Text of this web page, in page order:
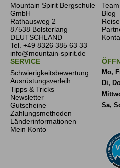
Mountain Spirit Bergschule
GmbH
Rathausweg 2
87538 Bolsterlang
DEUTSCHLAND
Tel. +49 8326 385 63 33
info@mountain-spirit.de
Team
Blog
SERVICE
Schwierigkeitsbewertung
Ausrüstungsverleih
Tipps & Tricks
Newsletter
Gutscheine
Zahlungsmethoden
Länderinformationen
Mein Konto
Mo,
Di,
Sa,